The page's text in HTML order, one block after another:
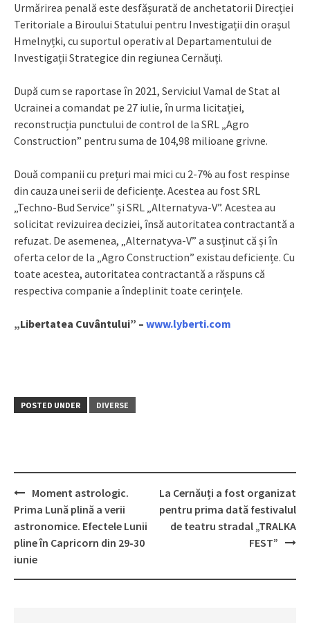
Urmărirea penală este desfășurată de anchetatorii Direcției
Teritoriale a Biroului Statului pentru Investigații din orașul
Hmelnyțki, cu suportul operativ al Departamentului de
Investigații Strategice din regiunea Cernăuți.
După cum se raportase în 2021, Serviciul Vamal de Stat al
Ucrainei a comandat pe 27 iulie, în urma licitației,
reconstrucția punctului de control de la SRL „Agro
Construction” pentru suma de 104,98 milioane grivne.
Două companii cu prețuri mai mici cu 2-7% au fost respinse
din cauza unei serii de deficiențe. Acestea au fost SRL
„Techno-Bud Service” și SRL „Alternatyva-V”. Acestea au
solicitat revizuirea deciziei, însă autoritatea contractantă a
refuzat. De asemenea, „Alternatyva-V” a susținut că și în
oferta celor de la „Agro Construction” existau deficiențe. Cu
toate acestea, autoritatea contractantă a răspuns că
respectiva companie a îndeplinit toate cerințele.
„Libertatea Cuvântului” – www.lyberti.com
POSTED UNDER DIVERSE
Post
navigation
Moment astrologic.
Prima Lună plină a verii
astronomice. Efectele Lunii
pline în Capricorn din 29-30
iunie
La Cernăuți a fost organizat
pentru prima dată festivalul
de teatru stradal „TRALKA
FEST”